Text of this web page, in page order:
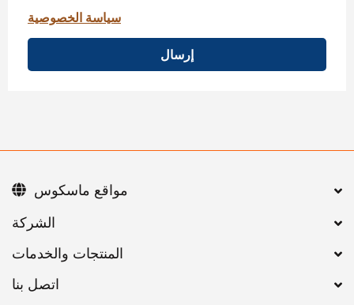
سياسة الخصوصية
إرسال
اتصل بنا
مواقع ماسكوس